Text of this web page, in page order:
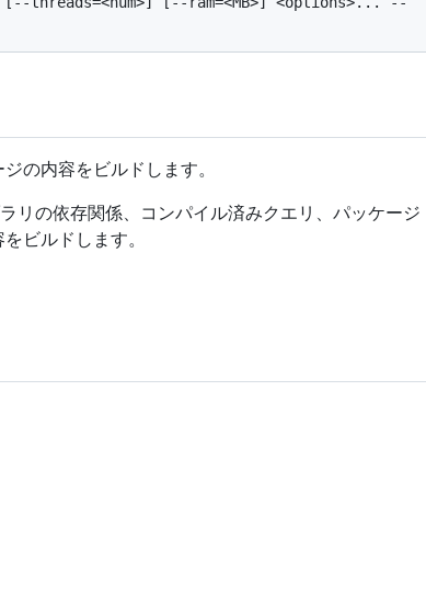
の内容をビルドします。
リの依存関係、コンパイル済みクエリ、パッケージ
ビルドします。